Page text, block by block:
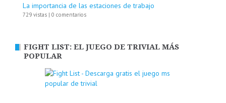
La importancia de las estaciones de trabajo
729 vistas | 0 comentarios
FIGHT LIST: EL JUEGO DE TRIVIAL MÁS
POPULAR